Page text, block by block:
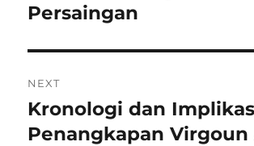
Persaingan
NEXT
Next
post:
Kronologi dan
Penangkapan Virgoun